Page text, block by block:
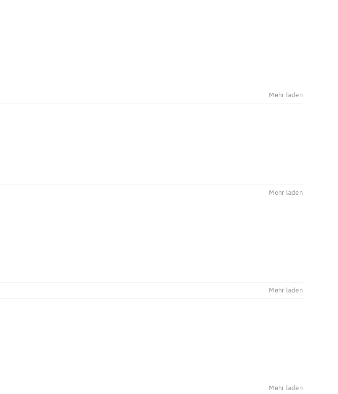
Mehr laden
Mehr laden
Mehr laden
Mehr laden